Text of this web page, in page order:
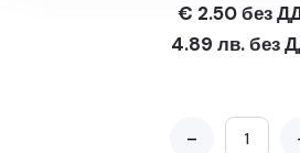
€ 2.50 без
4.89 лв. без
-